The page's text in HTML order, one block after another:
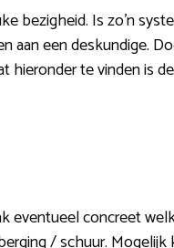
bezigheid. Is zo’n
aan een deskundige.
te vinden is
eventueel concreet
/ schuur.